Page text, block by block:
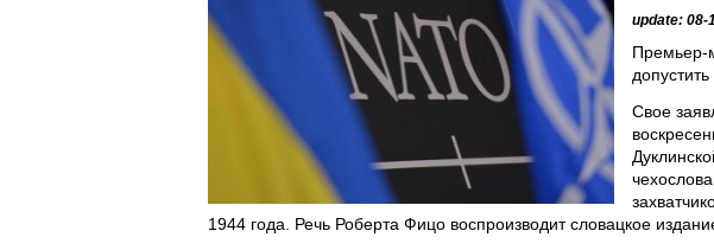
update: 08-
Премьер-
Свое
1944 года. Речь Роберта Фицо воспроизводит словацкое